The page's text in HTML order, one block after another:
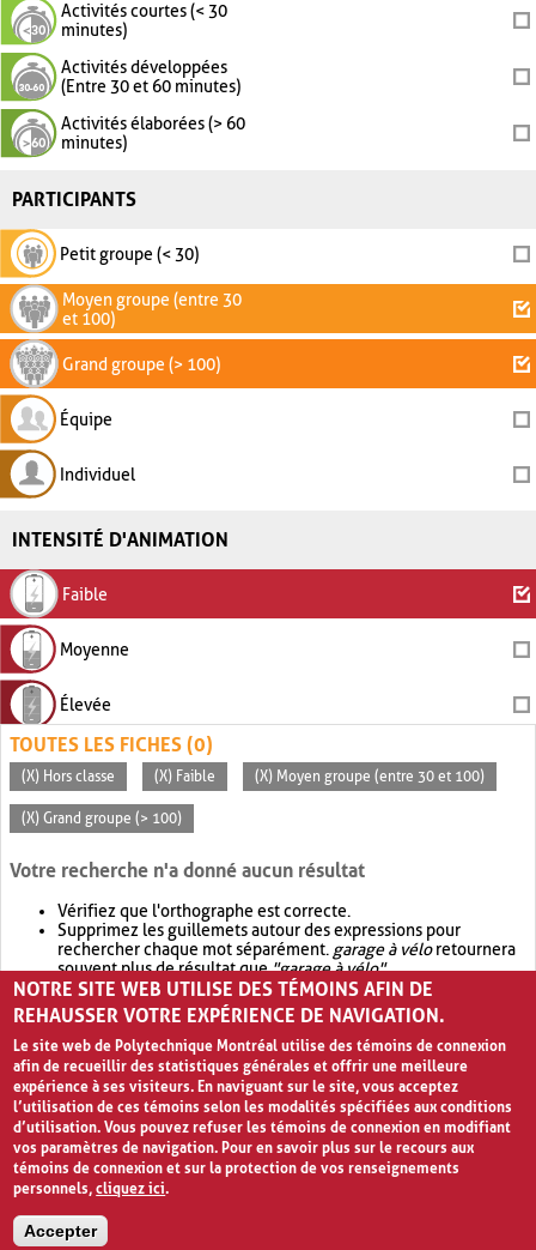
Activités courtes (< 30
minutes)
Activités développées
(Entre 30 et 60 minutes)
Activités élaborées (> 60
minutes)
PARTICIPANTS
Petit groupe (< 30)
Moyen groupe (entre 30
et 100)
Grand groupe (> 100)
Équipe
Individuel
INTENSITÉ D'ANIMATION
Faible
Moyenne
Élevée
TOUTES LES FICHES (0)
(X) Hors classe (X) Faible (X) Moyen groupe (entre 30 et 100)
(X) Grand groupe (> 100)
Votre recherche n'a donné aucun résultat
Vérifiez que l'orthographe est correcte.
Supprimez les guillemets autour des expressions pour
rechercher chaque mot séparément. garage à véloretournera
souvent plus de résultat que"garage à vélo".
Envisagez d'élargir votre recherche avec OR.garage OR vélo
retournera souvent plus de résultat quegarage à vélo
NOTRE SITE WEB UTILISE DES TÉMOINS AFIN DE
REHAUSSER VOTRE EXPÉRIENCE DE NAVIGATION.
Le site web de Polytechnique Montréal utilise des témoins de connexion
afin de recueillir des statistiques générales et offrir une meilleure
expérience à ses visiteurs. En naviguant sur le site, vous acceptez
l’utilisation de ces témoins selon les modalités spécifiées aux conditions
d’utilisation. Vous pouvez refuser les témoins de connexion en modifiant
vos paramètres de navigation. Pour en savoir plus sur le recours aux
témoins de connexion et sur la protection de vos renseignements
personnels,cliquez ici.
Accepter